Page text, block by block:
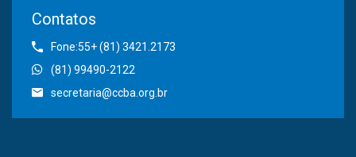
Contatos
Fone:55+ (81) 3421.2173
(81) 99490-2122
secretaria@ccba.org.br